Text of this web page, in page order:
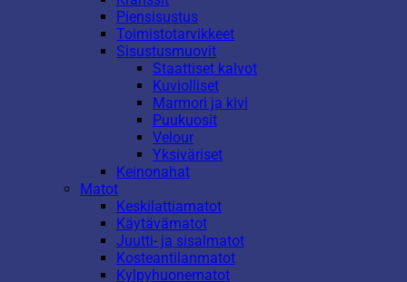
Piensisustus
Toimistotarvikkeet
Sisustusmuovit
Staattiset kalvot
Kuviolliset
Marmori ja kivi
Puukuosit
Velour
Yksiväriset
Keinonahat
Matot
Keskilattiamatot
Käytävämatot
Juutti- ja sisalmatot
Kosteantilanmatot
Kylpyhuonematot